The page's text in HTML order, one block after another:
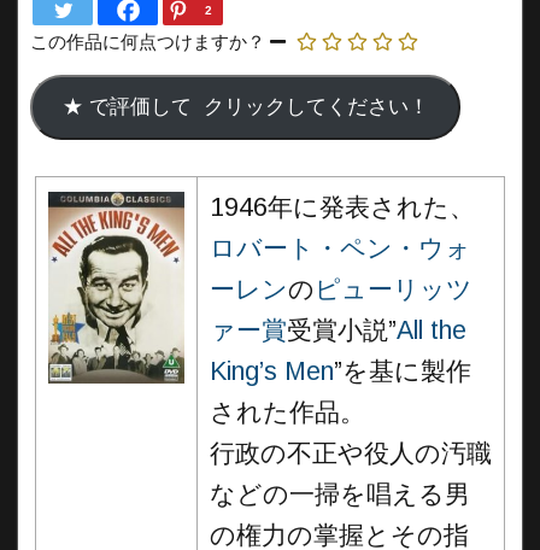
2
この作品に何点つけますか？
1946年に発表された、
ロバート・ペン・ウォ
ーレンの ピューリッツ
ァー賞受賞小説”All the
King’s Men”を基に製作
された作品。
行政の不正や役人の汚職
などの一掃を唱える男
の権力の掌握とその指